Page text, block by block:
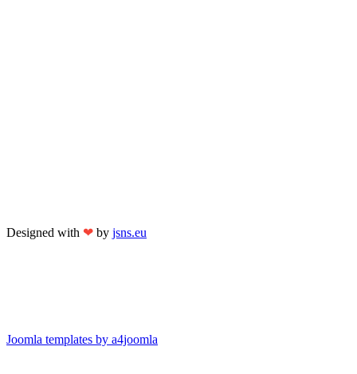
Designed with ❤ by jsns.eu
Joomla templates by a4joomla